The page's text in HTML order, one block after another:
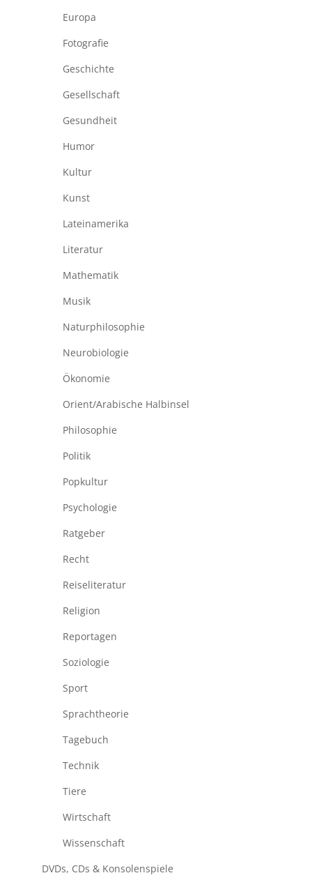
Europa
Fotografie
Geschichte
Gesellschaft
Gesundheit
Humor
Kultur
Kunst
Lateinamerika
Literatur
Mathematik
Musik
Naturphilosophie
Neurobiologie
Ökonomie
Orient/Arabische Halbinsel
Philosophie
Politik
Popkultur
Psychologie
Ratgeber
Recht
Reiseliteratur
Religion
Reportagen
Soziologie
Sport
Sprachtheorie
Tagebuch
Technik
Tiere
Wirtschaft
Wissenschaft
DVDs, CDs & Konsolenspiele